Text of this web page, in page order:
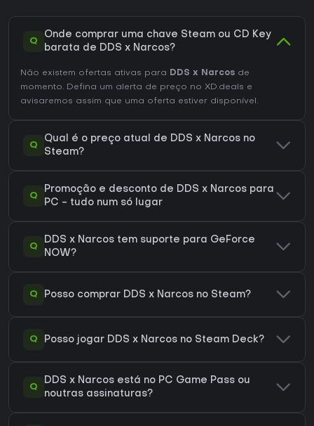
Q
Onde comprar uma chave Steam ou CD Key
barata de DDS x Narcos?
Não existem ofertas ativas para DDS x Narcos de
momento. Defina um alerta de preço no XD.deals e
avisaremos assim que uma oferta estiver disponível.
Q
Qual é o preço atual de DDS x Narcos no
Steam?
Q
Promoção e desconto de DDS x Narcos para
PC - tudo num só lugar
Q
DDS x Narcos tem suporte para GeForce
NOW?
Q Posso comprar DDS x Narcos no Steam?
Q Posso jogar DDS x Narcos no Steam Deck?
Q
DDS x Narcos está no PC Game Pass ou
noutras assinaturas?